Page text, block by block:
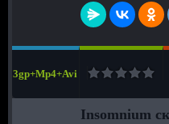
3gp+Mp4+Avi
Insomnium